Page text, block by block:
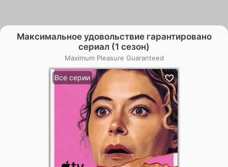
Максимальное удовольствие гарантировано
сериал (1 сезон)
Maximum Pleasure Guaranteed
Все серии